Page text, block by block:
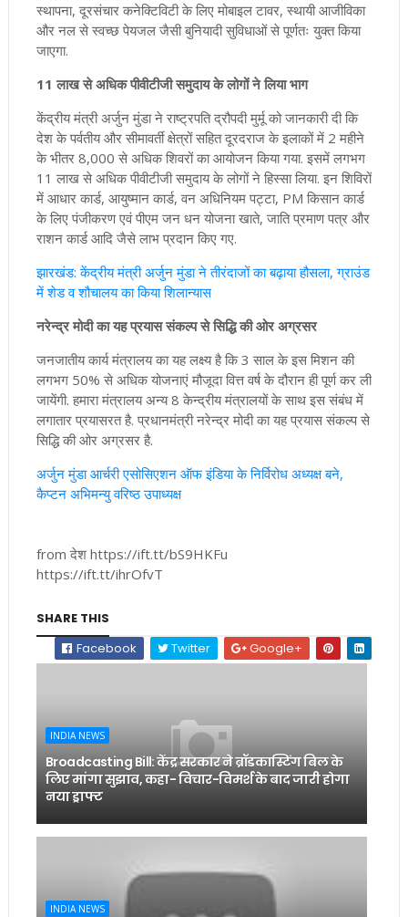
स्थापना, दूरसंचार कनेक्टिविटी के लिए मोबाइल टावर, स्थायी आजीविका
और नल से स्वच्छ पेयजल जैसी बुनियादी सुविधाओं से पूर्णतः युक्त किया
जाएगा.
11 लाख से अधिक पीवीटीजी समुदाय के लोगों ने लिया भाग
केंद्रीय मंत्री अर्जुन मुंडा ने राष्ट्रपति द्रौपदी मुर्मू को जानकारी दी कि
देश के पर्वतीय और सीमावर्ती क्षेत्रों सहित दूरदराज के इलाकों में 2 महीने
के भीतर 8,000 से अधिक शिवरों का आयोजन किया गया. इसमें लगभग
11 लाख से अधिक पीवीटीजी समुदाय के लोगों ने हिस्सा लिया. इन शिविरों
में आधार कार्ड, आयुष्मान कार्ड, वन अधिनियम पट्टा, PM किसान कार्ड
के लिए पंजीकरण एवं पीएम जन धन योजना खाते, जाति प्रमाण पत्र और
राशन कार्ड आदि जैसे लाभ प्रदान किए गए.
झारखंड: केंद्रीय मंत्री अर्जुन मुंडा ने तीरंदाजों का बढ़ाया हौसला, ग्राउंड
में शेड व शौचालय का किया शिलान्यास
नरेन्द्र मोदी का यह प्रयास संकल्प से सिद्धि की ओर अग्रसर
जनजातीय कार्य मंत्रालय का यह लक्ष्य है कि 3 साल के इस मिशन की
लगभग 50% से अधिक योजनाएं मौजूदा वित्त वर्ष के दौरान ही पूर्ण कर ली
जायेंगी. हमारा मंत्रालय अन्य 8 केन्द्रीय मंत्रालयों के साथ इस संबंध में
लगातार प्रयासरत है. प्रधानमंत्री नरेन्द्र मोदी का यह प्रयास संकल्प से
सिद्धि की ओर अग्रसर है.
अर्जुन मुंडा आर्चरी एसोसिएशन ऑफ इंडिया के निर्विरोध अध्यक्ष बने,
कैप्टन अभिमन्यु वरिष्ठ उपाध्यक्ष
from देश https://ift.tt/bS9HKFu
https://ift.tt/ihrOfvT
SHARE THIS
Facebook
Twitter Google+
INDIA NEWS
Broadcasting Bill: केंद्र सरकार ने ब्रॉडकास्टिंग बिल के
लिए मांगा सुझाव, कहा- विचार-विमर्श के बाद जारी होगा
नया ड्राफ्ट
INDIA NEWS